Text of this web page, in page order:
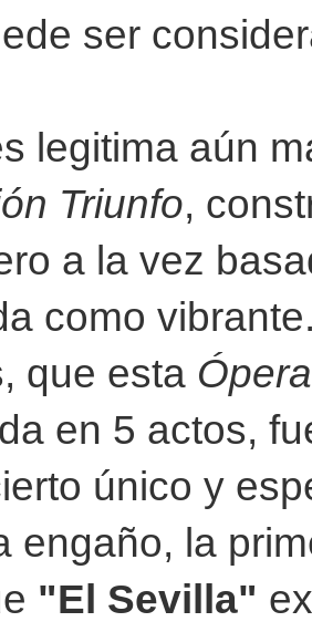
ser
legitima aún
Triunfo,
a la vez
como
que esta
en 5 actos,
único y
engaño, la
"El Sevilla"